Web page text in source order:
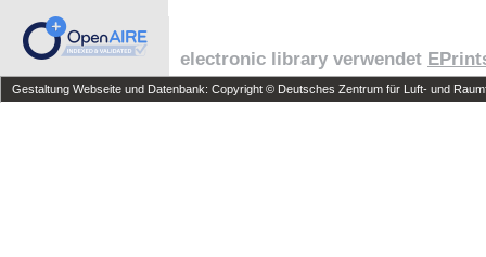
electronic library verwendet
Gestaltung Webseite und Datenbank: Copyright © Deutsches Zentrum für Luft- und